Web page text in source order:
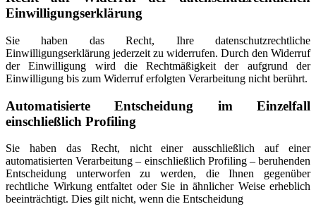
Einwilligungserklärung
Sie haben das Recht, Ihre datenschutzrechtliche
Einwilligungserklärung jederzeit zu widerrufen. Durch den Widerruf
der Einwilligung wird die Rechtmäßigkeit der aufgrund der
Einwilligung bis zum Widerruf erfolgten Verarbeitung nicht berührt.
Automatisierte Entscheidung im Einzelfall
einschließlich Profiling
Sie haben das Recht, nicht einer ausschließlich auf einer
automatisierten Verarbeitung – einschließlich Profiling – beruhenden
Entscheidung unterworfen zu werden, die Ihnen gegenüber
rechtliche Wirkung entfaltet oder Sie in ähnlicher Weise erheblich
beeinträchtigt. Dies gilt nicht, wenn die Entscheidung